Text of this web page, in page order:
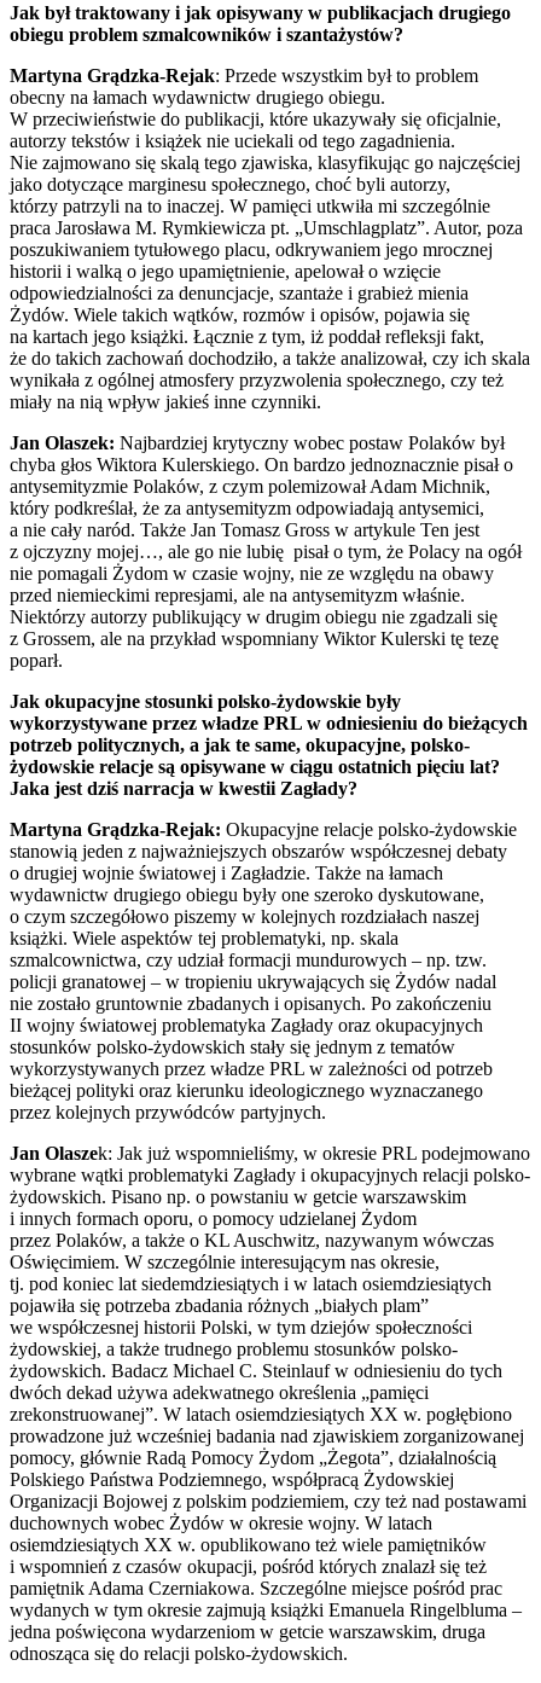
Jak był traktowany i jak opisywany w publikacjach drugiego
obiegu problem szmalcowników i szantażystów?
Martyna Grądzka-Rejak: Przede wszystkim był to problem
obecny na łamach wydawnictw drugiego obiegu.
W przeciwieństwie do publikacji, które ukazywały się oficjalnie,
autorzy tekstów i książek nie uciekali od tego zagadnienia.
Nie zajmowano się skalą tego zjawiska, klasyfikując go najczęściej
jako dotyczące marginesu społecznego, choć byli autorzy,
którzy patrzyli na to inaczej. W pamięci utkwiła mi szczególnie
praca Jarosława M. Rymkiewicza pt. „Umschlagplatz”. Autor, poza
poszukiwaniem tytułowego placu, odkrywaniem jego mrocznej
historii i walką o jego upamiętnienie, apelował o wzięcie
odpowiedzialności za denuncjacje, szantaże i grabież mienia
Żydów. Wiele takich wątków, rozmów i opisów, pojawia się
na kartach jego książki. Łącznie z tym, iż poddał refleksji fakt,
że do takich zachowań dochodziło, a także analizował, czy ich skala
wynikała z ogólnej atmosfery przyzwolenia społecznego, czy też
miały na nią wpływ jakieś inne czynniki.
Jan Olaszek: Najbardziej krytyczny wobec postaw Polaków był
chyba głos Wiktora Kulerskiego. On bardzo jednoznacznie pisał o
antysemityzmie Polaków, z czym polemizował Adam Michnik,
który podkreślał, że za antysemityzm odpowiadają antysemici,
a nie cały naród. Także Jan Tomasz Gross w artykule Ten jest
z ojczyzny mojej…, ale go nie lubię pisał o tym, że Polacy na ogół
nie pomagali Żydom w czasie wojny, nie ze względu na obawy
przed niemieckimi represjami, ale na antysemityzm właśnie.
Niektórzy autorzy publikujący w drugim obiegu nie zgadzali się
z Grossem, ale na przykład wspomniany Wiktor Kulerski tę tezę
poparł.
Jak okupacyjne stosunki polsko-żydowskie były
wykorzystywane przez władze PRL w odniesieniu do bieżących
potrzeb politycznych, a jak te same, okupacyjne, polsko-
żydowskie relacje są opisywane w ciągu ostatnich pięciu lat?
Jaka jest dziś narracja w kwestii Zagłady?
Martyna Grądzka-Rejak: Okupacyjne relacje polsko-żydowskie
stanowią jeden z najważniejszych obszarów współczesnej debaty
o drugiej wojnie światowej i Zagładzie. Także na łamach
wydawnictw drugiego obiegu były one szeroko dyskutowane,
o czym szczegółowo piszemy w kolejnych rozdziałach naszej
książki. Wiele aspektów tej problematyki, np. skala
szmalcownictwa, czy udział formacji mundurowych – np. tzw.
policji granatowej – w tropieniu ukrywających się Żydów nadal
nie zostało gruntownie zbadanych i opisanych. Po zakończeniu
II wojny światowej problematyka Zagłady oraz okupacyjnych
stosunków polsko-żydowskich stały się jednym z tematów
wykorzystywanych przez władze PRL w zależności od potrzeb
bieżącej polityki oraz kierunku ideologicznego wyznaczanego
przez kolejnych przywódców partyjnych.
Jan Olaszek: Jak już wspomnieliśmy, w okresie PRL podejmowano
wybrane wątki problematyki Zagłady i okupacyjnych relacji polsko-
żydowskich. Pisano np. o powstaniu w getcie warszawskim
i innych formach oporu, o pomocy udzielanej Żydom
przez Polaków, a także o KL Auschwitz, nazywanym wówczas
Oświęcimiem. W szczególnie interesującym nas okresie,
tj. pod koniec lat siedemdziesiątych i w latach osiemdziesiątych
pojawiła się potrzeba zbadania różnych „białych plam”
we współczesnej historii Polski, w tym dziejów społeczności
żydowskiej, a także trudnego problemu stosunków polsko-
żydowskich. Badacz Michael C. Steinlauf w odniesieniu do tych
dwóch dekad używa adekwatnego określenia „pamięci
zrekonstruowanej”. W latach osiemdziesiątych XX w. pogłębiono
prowadzone już wcześniej badania nad zjawiskiem zorganizowanej
pomocy, głównie Radą Pomocy Żydom „Żegota”, działalnością
Polskiego Państwa Podziemnego, współpracą Żydowskiej
Organizacji Bojowej z polskim podziemiem, czy też nad postawami
duchownych wobec Żydów w okresie wojny. W latach
osiemdziesiątych XX w. opublikowano też wiele pamiętników
i wspomnień z czasów okupacji, pośród których znalazł się też
pamiętnik Adama Czerniakowa. Szczególne miejsce pośród prac
wydanych w tym okresie zajmują książki Emanuela Ringelbluma –
jedna poświęcona wydarzeniom w getcie warszawskim, druga
odnosząca się do relacji polsko-żydowskich.